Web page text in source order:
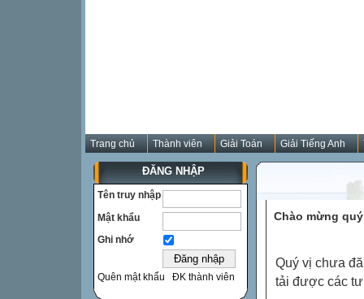
Trang chủ Thành viên Giải Toán Giải Tiếng Anh
ĐĂNG NHẬP
Tên truy nhập
Mật khẩu
Ghi nhớ
Quên mật khẩu ĐK thành viên
Chào mừng
Quý vị chưa
tải được các